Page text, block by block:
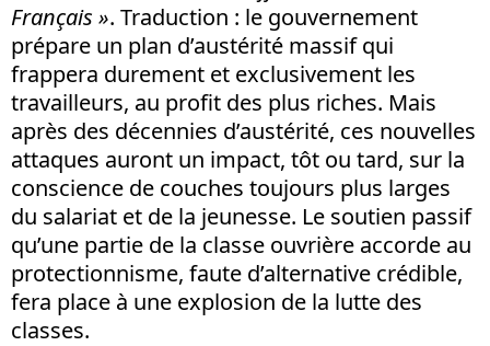
Français ». Traduction : le gouvernement
prépare un plan d’austérité massif qui
frappera durement et exclusivement les
travailleurs, au profit des plus riches. Mais
après des décennies d’austérité, ces nouvelles
attaques auront un impact, tôt ou tard, sur la
conscience de couches toujours plus larges
du salariat et de la jeunesse. Le soutien passif
qu’une partie de la classe ouvrière accorde au
protectionnisme, faute d’alternative crédible,
fera place à une explosion de la lutte des
classes.